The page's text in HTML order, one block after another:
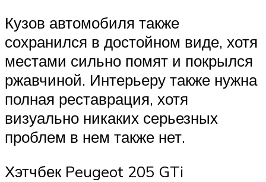
Кузов автомобиля также
сохранился в достойном виде, хотя
местами сильно помят и покрылся
ржавчиной. Интерьеру также нужна
полная реставрация, хотя
визуально никаких серьезных
проблем в нем также нет.
Хэтчбек Peugeot 205 GTi